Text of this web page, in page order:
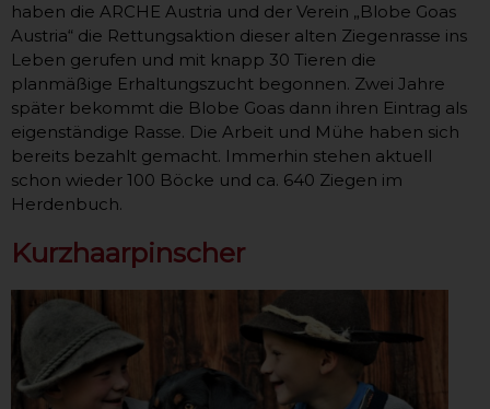
haben die ARCHE Austria und der Verein „Blobe Goas
Austria“ die Rettungsaktion dieser alten Ziegenrasse ins
Leben gerufen und mit knapp 30 Tieren die
planmäßige Erhaltungszucht begonnen. Zwei Jahre
später bekommt die Blobe Goas dann ihren Eintrag als
eigenständige Rasse. Die Arbeit und Mühe haben sich
bereits bezahlt gemacht. Immerhin stehen aktuell
schon wieder 100 Böcke und ca. 640 Ziegen im
Herdenbuch.
Kurzhaarpinscher